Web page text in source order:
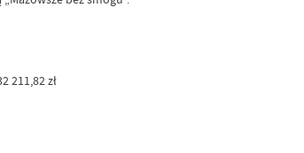
211,82 zł